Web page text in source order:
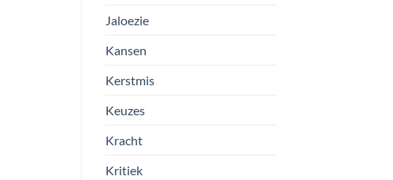
Jaloezie
Kansen
Kerstmis
Keuzes
Kracht
Kritiek